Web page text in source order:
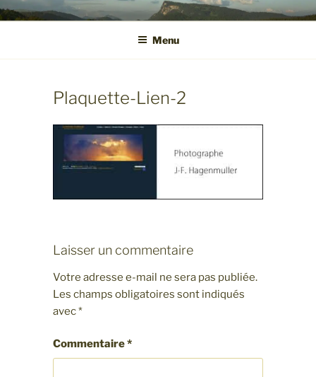
Aller
au
principal
VALPHOTOS.CH
Présentations d'images naturalites de montagne
Menu
Plaquette-Lien-2
Laisser un commentaire
Votre adresse e-mail ne sera pas publiée.
Les champs obligatoires sont indiqués
avec*
Commentaire*